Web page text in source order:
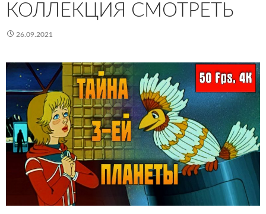
КОЛЛЕКЦИЯ СМОТРЕТЬ
26.09.2021